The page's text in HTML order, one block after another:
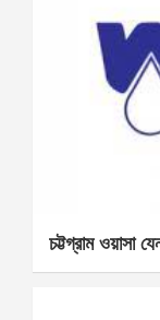
চট্টগ্রাম ওয়াসা